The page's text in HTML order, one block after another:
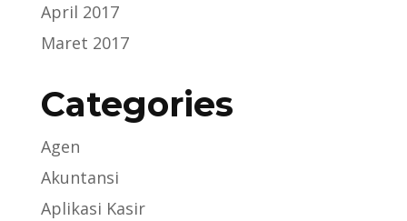
April 2017
Maret 2017
Categories
Agen
Akuntansi
Aplikasi Kasir